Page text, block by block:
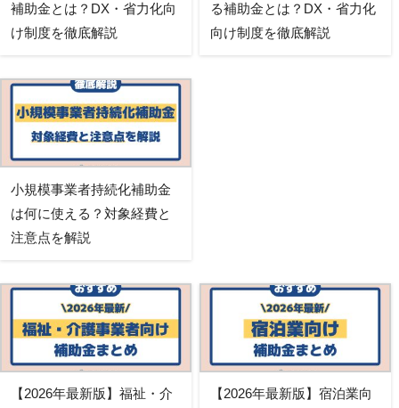
補助金とは？DX・省力化向
け制度を徹底解説
る補助金とは？DX・省力化
向け制度を徹底解説
小規模事業者持続化補助金
は何に使える？対象経費と
注意点を解説
【2026年最新版】福祉・介
【2026年最新版】宿泊業向